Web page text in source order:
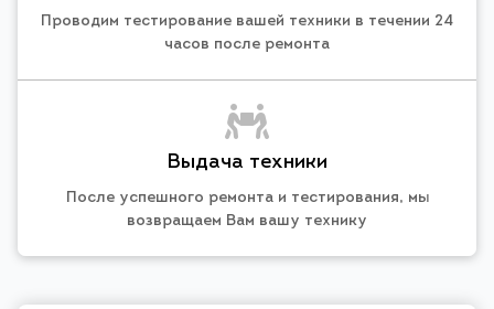
Проводим тестирование вашей техники в течении 24
часов после ремонта
Выдача техники
После успешного ремонта и тестирования, мы
возвращаем Вам вашу технику